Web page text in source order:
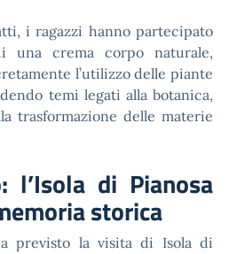
i ragazzi hanno partecipato
una crema corpo naturale,
l’utilizzo delle piante
temi legati alla botanica,
trasformazione delle materie
l’Isola di Pianosa
storica
previsto la visita di Isola di